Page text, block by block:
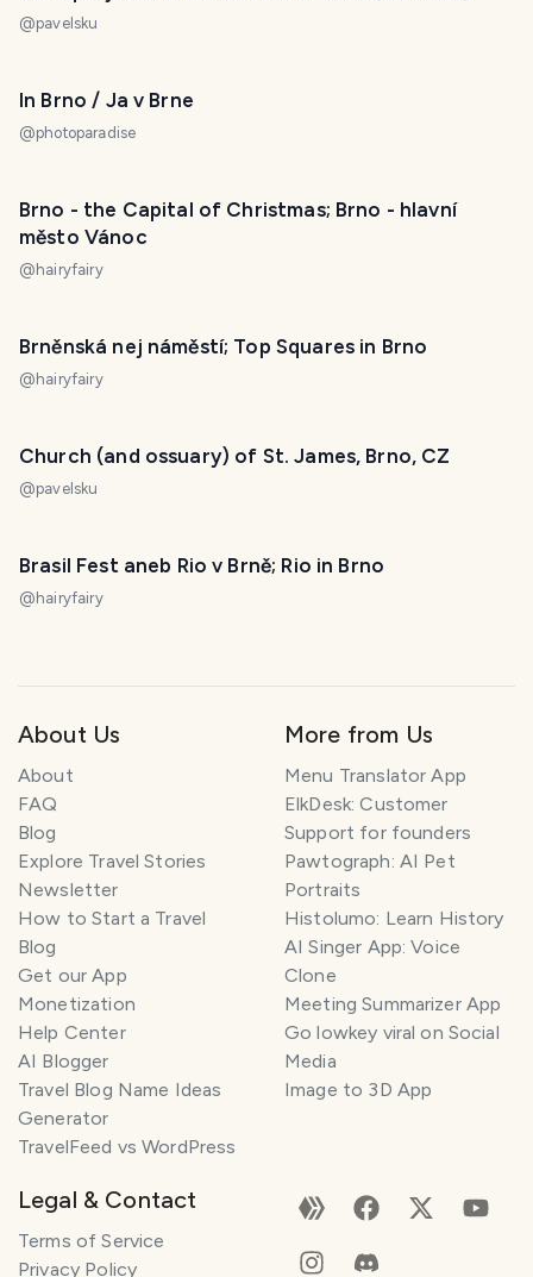
@pavelsku
In Brno / Ja v Brne
@photoparadise
Brno - the Capital of Christmas; Brno - hlavní
město Vánoc
@hairyfairy
Brněnská nej náměstí; Top Squares in Brno
@hairyfairy
Church (and ossuary) of St. James, Brno, CZ
@pavelsku
Brasil Fest aneb Rio v Brně; Rio in Brno
@hairyfairy
About Us
About
FAQ
Blog
Explore Travel Stories
Newsletter
How to Start a Travel
Blog
Get our App
Monetization
Help Center
AI Blogger
Travel Blog Name Ideas
Generator
TravelFeed vs WordPress
More from Us
Menu Translator App
ElkDesk: Customer
Support for founders
Pawtograph: AI Pet
Portraits
Histolumo: Learn History
AI Singer App: Voice
Clone
Meeting Summarizer App
Go lowkey viral on Social
Media
Image to 3D App
Legal & Contact
Terms of Service
Privacy Policy